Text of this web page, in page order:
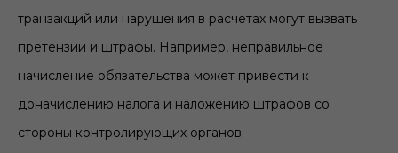
транзакций или нарушения в расчетах могут вызвать
претензии и штрафы. Например, неправильное
начисление обязательства может привести к
доначислению налога и наложению штрафов со
стороны контролирующих органов.